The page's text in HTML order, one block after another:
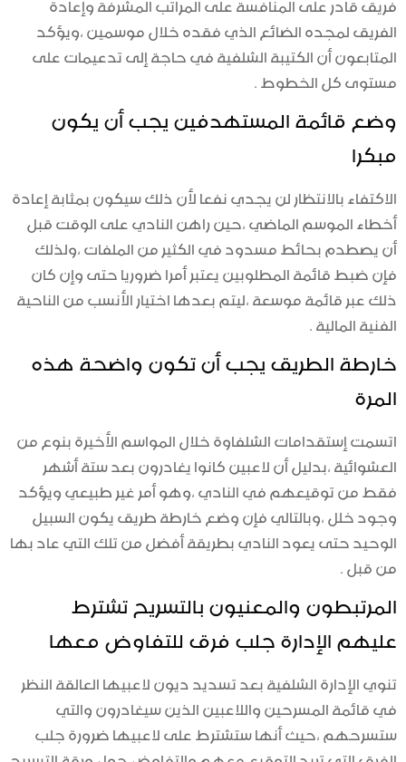
الفريق لمجده الضائع الذي فقده خلال موسمين ،ويؤكد
المتابعون أن الكتيبة الشلفية في حاجة إلى تدعيمات على
مستوى كل الخطوط .
وضع قائمة المستهدفين يجب أن يكون
مبكرا
الاكتفاء بالانتظار لن يجدي نفعا لأن ذلك سيكون بمثابة إعادة
أخطاء الموسم الماضي ،حين راهن النادي على الوقت قبل
أن يصطدم بحائط مسدود في الكثير من الملفات ،ولذلك
فإن ضبط قائمة المطلوبين يعتبر أمرا ضروريا حتى وإن كان
ذلك عبر قائمة موسعة ،ليتم بعدها اختيار الأنسب من الناحية
الفنية المالية .
خارطة الطريق يجب أن تكون واضحة هذه
المرة
اتسمت إستقدامات الشلفاوة خلال المواسم الأخيرة بنوع من
العشوائية ،بدليل أن لاعبين كانوا يغادرون بعد ستة أشهر
فقط من توقيعهم في النادي ،وهو أمر غير طبيعي ويؤكد
وجود خلل ،وبالتالي فإن وضع خارطة طريق يكون السبيل
الوحيد حتى يعود النادي بطريقة أفضل من تلك التي عاد بها
من قبل .
المرتبطون والمعنيون بالتسريح تشترط
عليهم الإدارة جلب فرق للتفاوض معها
تنوي الإدارة الشلفية بعد تسديد ديون لاعبيها العالقة النظر
في قائمة المسرحين واللاعبين الذين سيغادرون والتي
ستسرحهم ،حيث أنها ستشترط على لاعبيها ضرورة جلب